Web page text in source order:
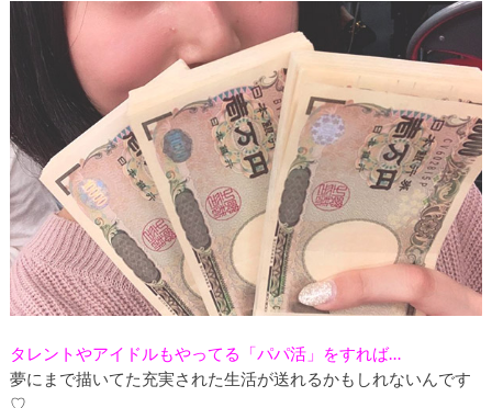
タレントやアイドルもやってる「パパ活」をすれば…
夢にまで描いてた充実された生活が送れるかもしれないんです
♡